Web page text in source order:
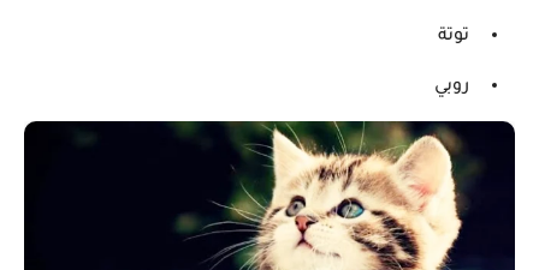
توتة
روبي